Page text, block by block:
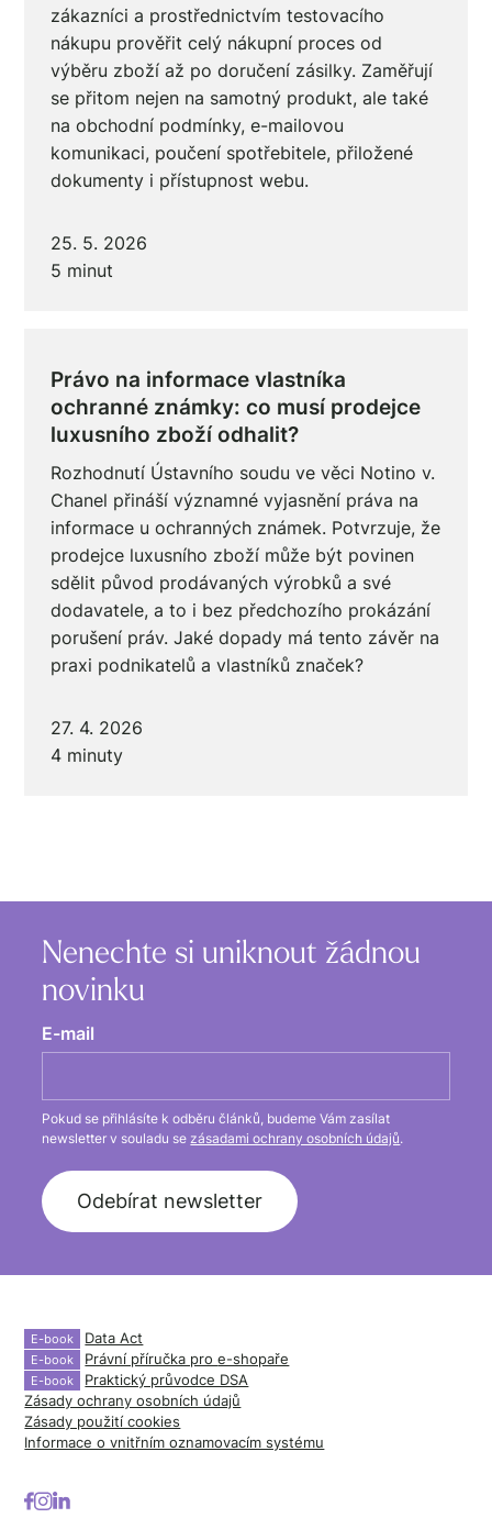
zákazníci a prostřednictvím testovacího
nákupu prověřit celý nákupní proces od
výběru zboží až po doručení zásilky. Zaměřují
se přitom nejen na samotný produkt, ale také
na obchodní podmínky, e-mailovou
komunikaci, poučení spotřebitele, přiložené
dokumenty i přístupnost webu.
25. 5. 2026
5 minut
Právo na informace vlastníka
ochranné známky: co musí prodejce
luxusního zboží odhalit?
Rozhodnutí Ústavního soudu ve věci Notino v.
Chanel přináší významné vyjasnění práva na
informace u ochranných známek. Potvrzuje, že
prodejce luxusního zboží může být povinen
sdělit původ prodávaných výrobků a své
dodavatele, a to i bez předchozího prokázání
porušení práv. Jaké dopady má tento závěr na
praxi podnikatelů a vlastníků značek?
27. 4. 2026
4 minuty
Nenechte si uniknout žádnou
novinku
E-mail
Pokud se přihlásíte k odběru článků, budeme Vám zasílat
newsletter v souladu sezásadami ochrany osobních údajů.
E-book Data Act
E-book Právní příručka proe-shopaře
E-book
Praktický průvodce DSA
Zásady ochrany osobních údajů
Zásady použití cookies
Informace o vnitřním oznamovacím systému